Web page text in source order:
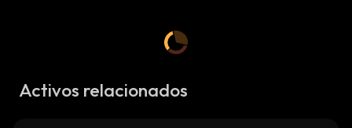
Activos relacionados